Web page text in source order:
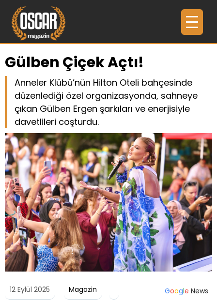
Gülben Çiçek Açtı!
Anneler Klübü’nün Hilton Oteli bahçesinde
düzenlediği özel organizasyonda, sahneye
çıkan Gülben Ergen şarkıları ve enerjisiyle
davetlileri coşturdu.
12 Eylül 2025 Magazin Google News